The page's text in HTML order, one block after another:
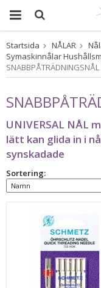
Startsida NÅLAR
Symaskinnålar
UNIVERSAL NÅL
lätt kan glida in i
synskadade
Sortering: